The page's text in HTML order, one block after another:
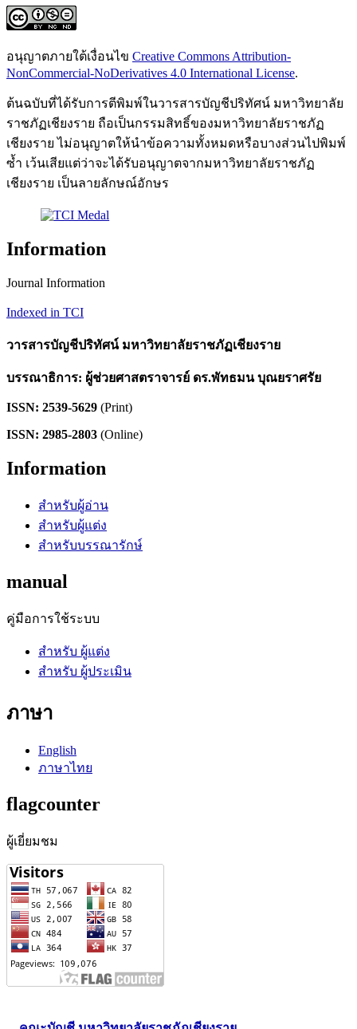
อนุญาตภายใต้เงื่อนไข Creative Commons Attribution-
NonCommercial-NoDerivatives 4.0 International License.
ต้นฉบับที่ได้รับการตีพิมพ์ในวารสารบัญชีปริทัศน์ มหาวิทยาลัย
ราชภัฏเชียงราย ถือเป็นกรรมสิทธิ์ของมหาวิทยาลัยราชภัฏ
เชียงราย ไม่อนุญาตให้นำข้อความทั้งหมดหรือบางส่วนไปพิมพ์
ซ้ำ เว้นเสียแต่ว่าจะได้รับอนุญาตจากมหาวิทยาลัยราชภัฏ
เชียงราย เป็นลายลักษณ์อักษร
Information
Journal Information
Indexed in TCI
วารสารบัญชีปริทัศน์ มหาวิทยาลัยราชภัฏเชียงราย
บรรณาธิการ: ผู้ช่วยศาสตราจารย์ ดร.พัทธมน บุณยราศรัย
ISSN: 2539-5629 (Print)
ISSN: 2985-2803 (Online)
Information
สำหรับผู้อ่าน
สำหรับผู้แต่ง
สำหรับบรรณารักษ์
manual
คู่มือการใช้ระบบ
สำหรับ ผู้แต่ง
สำหรับ ผู้ประเมิน
ภาษา
English
ภาษาไทย
flagcounter
ผู้เยี่ยมชม